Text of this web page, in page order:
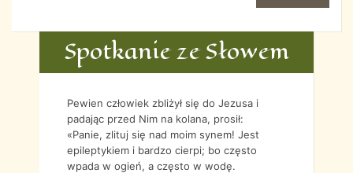
Spotkanie ze Słowem
Pewien człowiek zbliżył się do Jezusa i
padając przed Nim na kolana, prosił:
«Panie, zlituj się nad moim synem! Jest
epileptykiem i bardzo cierpi; bo często
wpada w ogień, a często w wodę.